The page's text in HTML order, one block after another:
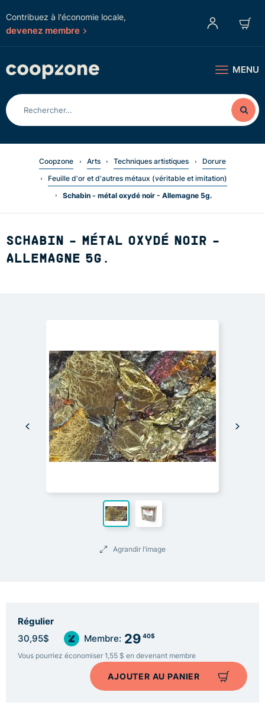
Contribuez à l'économie locale,
devenez membre
MENU
Coopzone Arts Techniques artistiques
Dorure
Feuille d'or et d'autres métaux (véritable et imitation)
Schabin - métal oxydé noir - Allemagne 5g.
SCHABIN - MÉTAL OXYDÉ NOIR -
ALLEMAGNE 5G.
Agrandir l’image
Régulier
30,95$ Membre: 29 40$
Vous pourriez économiser 1,55 $ en devenant membre
AJOUTER AU PANIER